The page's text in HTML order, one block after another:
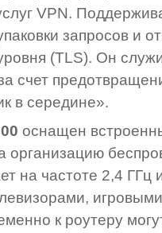
VPN.
запросов и
(TLS). Он
счет
в середине».
оснащен
организацию
на частоте 2,4
к роутеру